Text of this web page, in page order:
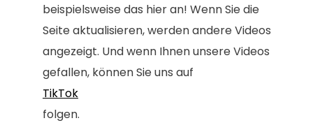
beispielsweise das hier an! Wenn Sie die
Seite aktualisieren, werden andere Videos
angezeigt. Und wenn Ihnen unsere Videos
gefallen, können Sie uns auf
TikTok
folgen.